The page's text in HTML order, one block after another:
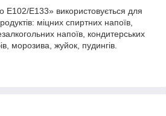
E102/E133» використовується для
міцних спиртних напоїв,
напоїв, кондитерських
морозива, жуйок, пудингів.